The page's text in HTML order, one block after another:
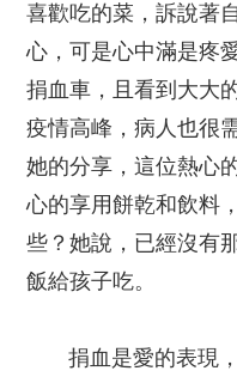
喜歡吃的菜，訴說著
心，可是心中滿是疼
捐血車，且看到大大
疫情高峰，病人也很
她的分享，這位熱心
心的享用餅乾和飲料
些？她說，已經沒有
飯給孩子吃。
捐血是愛的表現，